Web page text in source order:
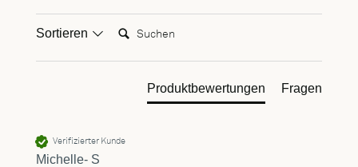
Sortieren Suchen:
Produktbewertungen Fragen
Verifizierter Kunde
Michelle- S